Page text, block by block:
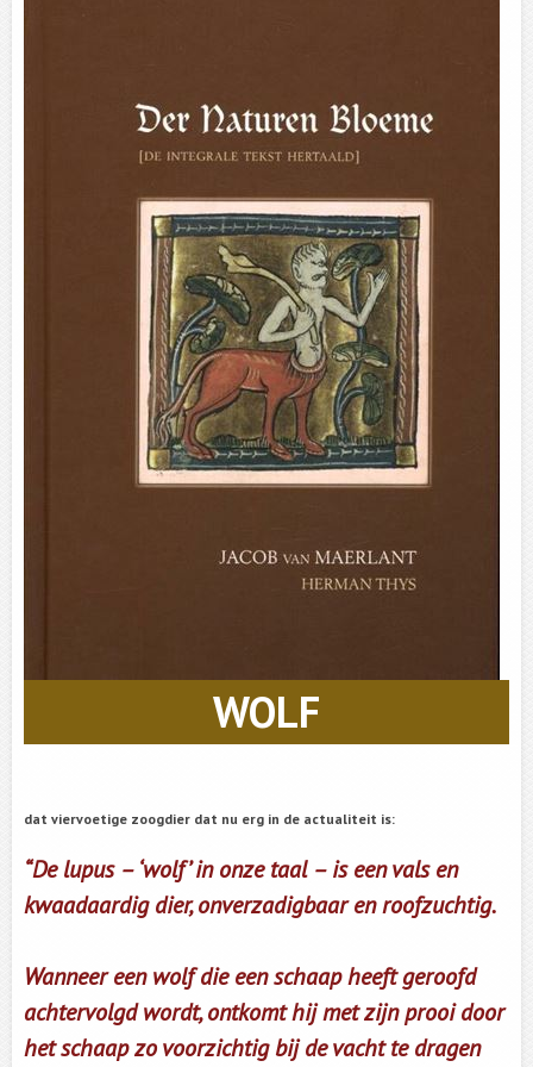
WOLF
dat viervoetige zoogdier dat nu erg in de actualiteit is:
“De lupus – ‘wolf’ in onze taal – is een vals en
kwaadaardig dier, onverzadigbaar en roofzuchtig.
Wanneer een wolf die een schaap heeft geroofd
achtervolgd wordt, ontkomt hij met zijn prooi door
het schaap zo voorzichtig bij de vacht te dragen